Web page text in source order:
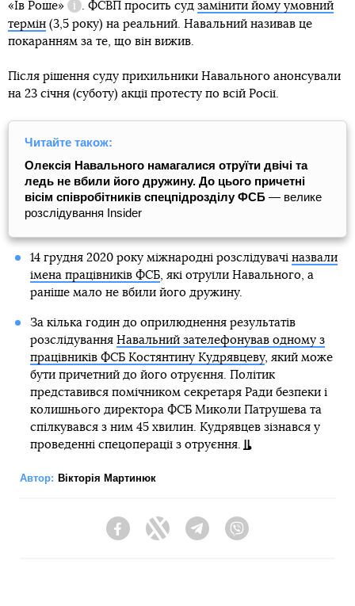
«Ів Роше»
Довідка
. ФСВП просить суд замінити йому умовний
термін (3,5 року) на реальний. Навальний називав це
покаранням за те, що він вижив.
Після рішення суду прихильники Навального анонсували
на 23 січня (суботу) акції протесту по всій Росії.
Читайте також:
Олексія Навального намагалися отруїти двічі та
ледь не вбили його дружину. До цього причетні
вісім співробітників спецпідрозділу ФСБ — велике
розслідування Insider
14 грудня 2020 року міжнародні розслідувачі назвали
імена працівників ФСБ, які отруїли Навального, а
раніше мало не вбили його дружину.
За кілька годин до оприлюднення результатів
розслідування Навальний зателефонував одному з
працівників ФСБ Костянтину Кудрявцеву, який може
бути причетний до його отруєння. Політик
представився помічником секретаря Ради безпеки і
колишнього директора ФСБ Миколи Патрушева та
спілкувався з ним 45 хвилин. Кудрявцев зізнався у
проведенні спецоперації з отруєння.
Автор: Вікторія Мартинюк
FacebookTwitter Telegram